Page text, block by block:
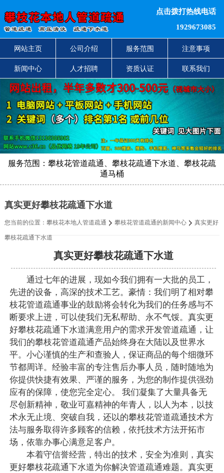
点击拨打热线电话
1929673085
网站主页 公司介绍 服务范围 注意事项
新闻中心 人才招聘 资质认证 联系我们
服务范围：攀枝花管道疏通、攀枝花疏通下水道、攀枝花疏
通马桶
真实更好攀枝花疏通下水道
您当前的位置： 攀枝花本地人管道疏通 攀枝花管道疏通的新闻中心 真实更好
攀枝花疏通下水道
真实更好攀枝花疏通下水道
通过七年的进展，现如今我们拥有一大批的员工，
先进的设备，高深的技术工艺。豪情：我们明了相对攀
枝花管道疏通事业的鼓励将会转化为我们的任务感与不
断要求上进，可以使我们无私帮助、永不气馁。真实更
好攀枝花疏通下水道满意用户的需求开发管道疏通，让
我们的攀枝花管道疏通产品始终身在大陆以及世界水
平。小心谨慎的生产和查验人，保证商品的每个细微环
节都周详。经验丰富的专注售后办事人员，随时随地为
你提供快捷有效果、严谨的服务，为您的制作提供强劲
应有的保障，使您完全定心。 我们凝集了大量具备无
尽创新精神，敬业可嘉精神的年青人，以人为本，以技
术永无止境、突破自我，还以的攀枝花管道疏通技术方
法与服务取得许多顾客的信赖，依托技术方法开拓市
场，依靠办事心满意足客户。
本着守信誉经营，特出的技术，安全为准则，真实
更好攀枝花疏通下水道为你解决管道疏通难题。真实更